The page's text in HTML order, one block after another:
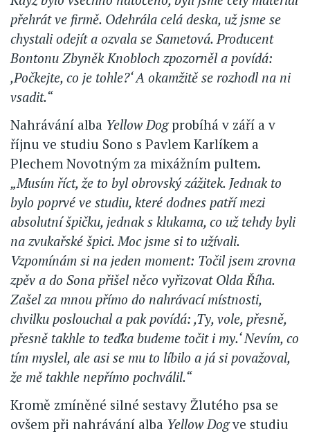
přehrát ve firmě. Odehrála celá deska, už jsme se
chystali odejít a ozvala se Sametová. Producent
Bontonu Zbyněk Knobloch zpozorněl a povídá:
,Počkejte, co je tohle?‘ A okamžitě se rozhodl na ni
vsadit.“
Nahrávání alba Yellow Dogprobíhá v září a v
říjnu ve studiu Sono s Pavlem Karlíkem a
Plechem Novotným za mixážním pultem.
„Musím říct, že to byl obrovský zážitek. Jednak to
bylo poprvé ve studiu, které dodnes patří mezi
absolutní špičku, jednak s klukama, co už tehdy byli
na zvukařské špici. Moc jsme si to užívali.
Vzpomínám si na jeden moment: Točil jsem zrovna
zpěv a do Sona přišel něco vyřizovat Olda Říha.
Zašel za mnou přímo do nahrávací místnosti,
chvilku poslouchal a pak povídá: ,Ty, vole, přesně,
přesně takhle to teďka budeme točit i my.‘ Nevím, co
tím myslel, ale asi se mu to líbilo a já si považoval,
že mě takhle nepřímo pochválil.“
Kromě zmíněné silné sestavy Žlutého psa se
ovšem při nahrávání alba Yellow Dogve studiu